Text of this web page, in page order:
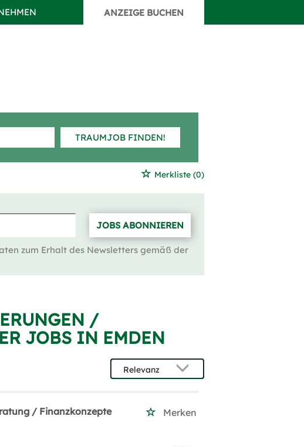
ANZEIGE BUCHEN
TRAUMJOB FINDEN!
Merkliste (0)
JOBS ABONNIEREN
zum Erhalt des Newsletters gemäß der
/
JOBS IN EMDEN
/ Finanzkonzepte
Merken